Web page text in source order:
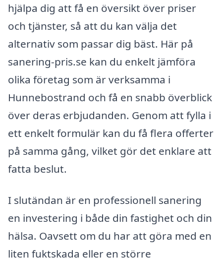
hjälpa dig att få en översikt över priser
och tjänster, så att du kan välja det
alternativ som passar dig bäst. Här på
sanering-pris.se kan du enkelt jämföra
olika företag som är verksamma i
Hunnebostrand och få en snabb överblick
över deras erbjudanden. Genom att fylla i
ett enkelt formulär kan du få flera offerter
på samma gång, vilket gör det enklare att
fatta beslut.
I slutändan är en professionell sanering
en investering i både din fastighet och din
hälsa. Oavsett om du har att göra med en
liten fuktskada eller en större